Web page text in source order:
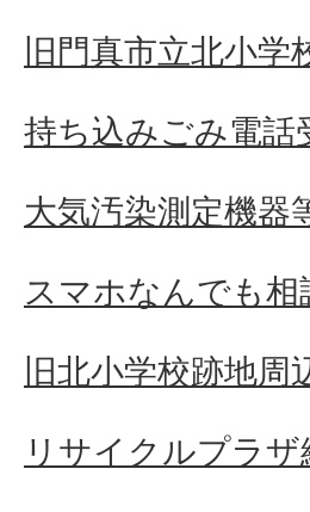
旧門真市立北小
持ち込みごみ電話
大気汚染測定機器
スマホなんでも
旧北小学校跡地
リサイクルプラ